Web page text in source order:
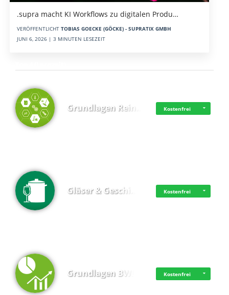
.supra macht KI Workflows zu digitalen Produ…
VERÖFFENTLICHT TOBIAS GOECKE (GÖCKE) - SUPRATIX GMBH
JUNI 6, 2026 | 3 MINUTEN LESEZEIT
Grundlagen Rein… Kostenfrei
Gläser & Geschi… Kostenfrei
Grundlagen BWL Kostenfrei